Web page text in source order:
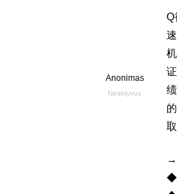
Anonimas
Neaktyvus
Q
→
◆